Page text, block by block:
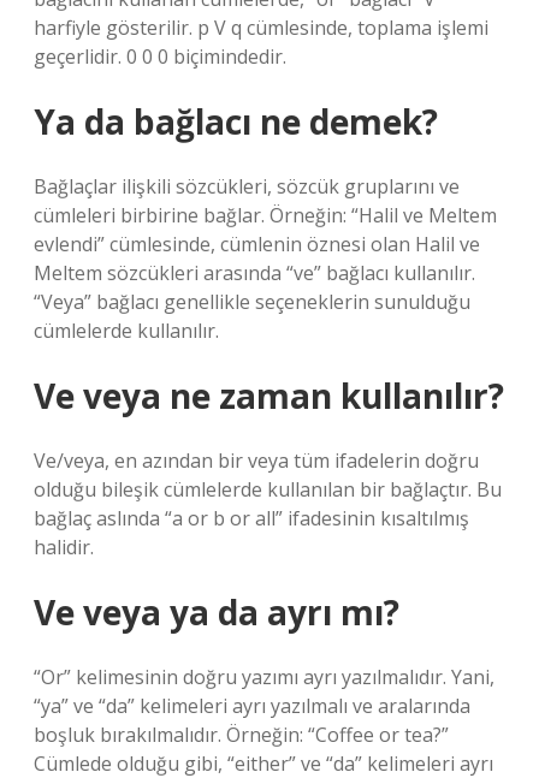
harfiyle gösterilir. p V q cümlesinde, toplama işlemi
geçerlidir. 0 0 0 biçimindedir.
Ya da bağlacı ne demek?
Bağlaçlar ilişkili sözcükleri, sözcük gruplarını ve
cümleleri birbirine bağlar. Örneğin: “Halil ve Meltem
evlendi” cümlesinde, cümlenin öznesi olan Halil ve
Meltem sözcükleri arasında “ve” bağlacı kullanılır.
“Veya” bağlacı genellikle seçeneklerin sunulduğu
cümlelerde kullanılır.
Ve veya ne zaman kullanılır?
Ve/veya, en azından bir veya tüm ifadelerin doğru
olduğu bileşik cümlelerde kullanılan bir bağlaçtır. Bu
bağlaç aslında “a or b or all” ifadesinin kısaltılmış
halidir.
Ve veya ya da ayrı mı?
“Or” kelimesinin doğru yazımı ayrı yazılmalıdır. Yani,
“ya” ve “da” kelimeleri ayrı yazılmalı ve aralarında
boşluk bırakılmalıdır. Örneğin: “Coffee or tea?”
Cümlede olduğu gibi, “either” ve “da” kelimeleri ayrı